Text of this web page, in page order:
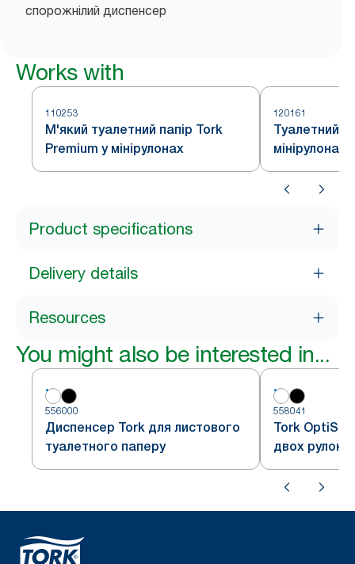
спорожнілий диспенсер
Works with
110253
М'який туалетний папір Tork
Premium у мінірулонах
120161
Туалетний
Product specifications
Delivery details
Resources
You might also be interested in...
556000
Диспенсер Tork для листового
туалетного паперу
558041
Tork
двох
туалетного